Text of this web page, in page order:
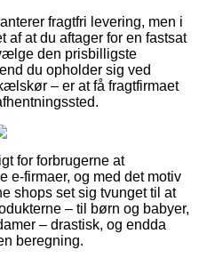
fragtfri levering, men i
at du aftager for en fastsat
den prisbilligste
du opholder sig ved
– er at få fragtfirmaet
for forbrugerne at
e-firmaer, og med det motiv
shops set sig tvunget til at
– til børn og babyer,
– drastisk, og endda
beregning.